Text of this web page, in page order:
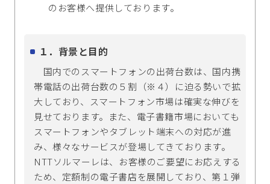
のお客様へ提供しております。
１．背景と目的
国内でのスマートフォンの出荷台数は、国内携
帯電話の出荷台数の５割（※４）に迫る勢いで拡
大しており、スマートフォン市場は確実な伸びを
見せております。また、電子書籍市場においても
スマートフォンやタブレット端末への対応が進
み、様々なサービスが登場してきております。
NTTソルマーレは、お客様のご要望にお応えする
ため、定額制の電子書店を展開しており、第１弾